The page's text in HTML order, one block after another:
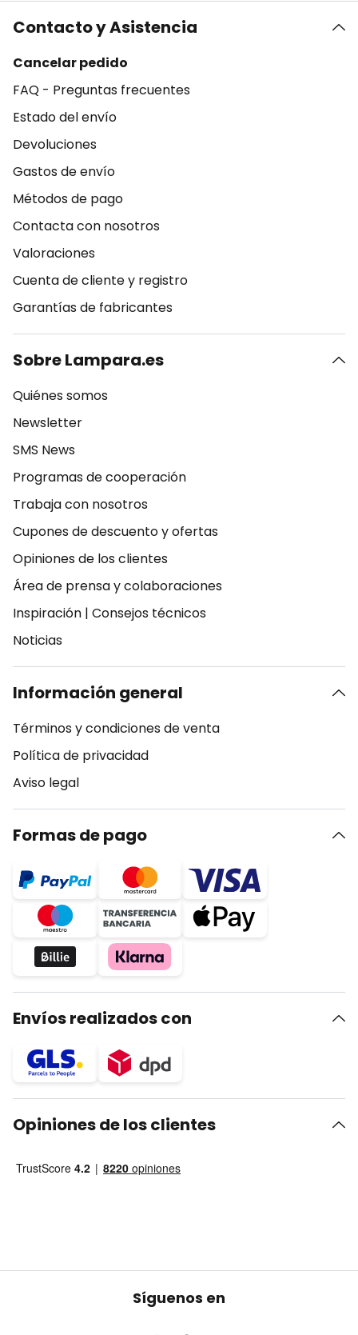
Contacto y Asistencia
Cancelar pedido
FAQ - Preguntas frecuentes
Estado del envío
Devoluciones
Gastos de envío
Métodos de pago
Contacta con nosotros
Valoraciones
Cuenta de cliente y registro
Garantías de fabricantes
Sobre Lampara.es
Quiénes somos
Newsletter
SMS News
Programas de cooperación
Trabaja con nosotros
Cupones de descuento y ofertas
Opiniones de los clientes
Área de prensa y colaboraciones
Inspiración | Consejos técnicos
Noticias
Información general
Términos y condiciones de venta
Política de privacidad
Aviso legal
Formas de pago
Envíos realizados con
Opiniones de los clientes
Síguenos en